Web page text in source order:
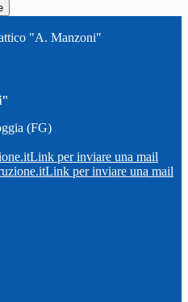
"A. Manzoni"
(FG)
Link per inviare una mail
Link per inviare una mail